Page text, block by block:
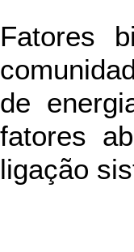
Fatores
de
fatores
ligação